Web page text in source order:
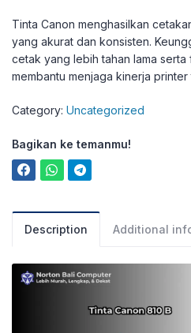
Tinta Canon menghasilkan
yang akurat dan konsisten.
cetak yang lebih tahan lama serta
membantu menjaga kinerja printer
Category: Uncategorized
Bagikan ke temanmu!
Description Additional